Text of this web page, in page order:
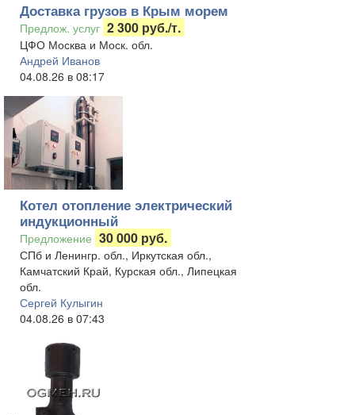
Доставка грузов в Крым морем
Предлож. услуг 2 300 руб./т.
ЦФО Москва и Моск. обл.
Андрей Иванов
04.08.26 в 08:17
Котел отопление электрический
индукционный
Предложение 30 000 руб.
СПб и Ленингр. обл., Иркутская обл.,
Камчатский Край, Курская обл., Липецкая
обл.
Сергей Кулыгин
04.08.26 в 07:43